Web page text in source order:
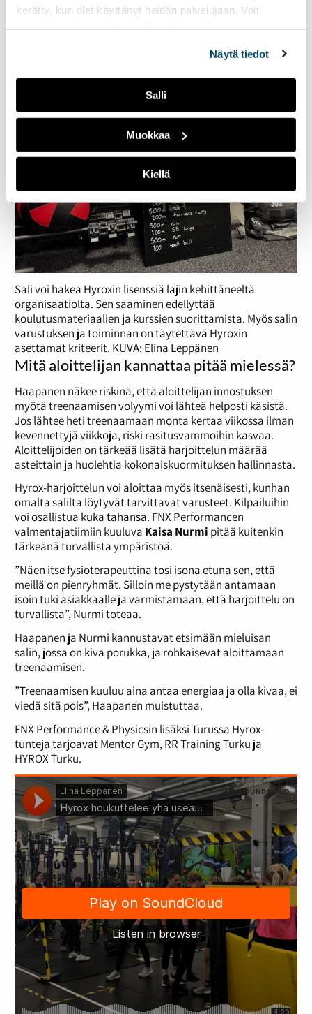
kerätty, kun olet käyttänyt heidän palvelujaan. Voit
Näytä tiedot
Salli
Muokkaa
Kiellä
”Toki täällä meillä pitää kiinnittää huomiota siihen, että
kaikkea”, FNX Performancen vastuuvalmentajana toimiva
Sali voi hakea Hyroxin lisenssiä lajin kehittäneeltä
organisaatiolta. Sen saaminen edellyttää
koulutusmateriaalien ja kurssien suorittamista. Myös salin
varustuksen ja toiminnan on täytettävä Hyroxin
asettamat kriteerit. KUVA: Elina Leppänen
Mitä aloittelijan kannattaa pitää mielessä?
Haapanen näkee riskinä, että aloittelijan innostuksen
myötä treenaamisen volyymi voi lähteä helposti käsistä.
Jos lähtee heti treenaamaan monta kertaa viikossa ilman
kevennettyjä viikkoja, riski rasitusvammoihin kasvaa.
Aloittelijoiden on tärkeää lisätä harjoittelun määrää
asteittain ja huolehtia kokonaiskuormituksen hallinnasta.
Hyrox-harjoittelun voi aloittaa myös itsenäisesti, kunhan
omalta salilta löytyvät tarvittavat varusteet. Kilpailuihin
voi osallistua kuka tahansa. FNX Performancen
valmentajatiimiin kuuluva Kaisa Nurmi pitää kuitenkin
tärkeänä turvallista ympäristöä.
”Näen itse fysioterapeuttina tosi isona etuna sen, että
meillä on pienryhmät. Silloin me pystytään antamaan
isoin tuki asiakkaalle ja varmistamaan, että harjoittelu on
turvallista”, Nurmi toteaa.
Haapanen ja Nurmi kannustavat etsimään mieluisan
salin, jossa on kiva porukka, ja rohkaisevat aloittamaan
treenaamisen.
”Treenaamisen kuuluu aina antaa energiaa ja olla kivaa, ei
viedä sitä pois”, Haapanen muistuttaa.
FNX Performance & Physicsin lisäksi Turussa Hyrox-
tunteja tarjoavat Mentor Gym, RR Training Turku ja
HYROX Turku.